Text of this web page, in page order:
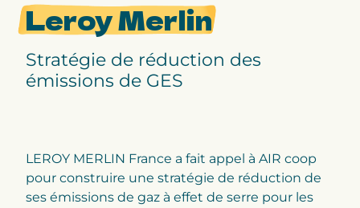
Nos projets
Leroy Merlin
Stratégie de réduction des
émissions de GES
LEROY MERLIN France a fait appel à AIR coop
pour construire une stratégie de réduction de
ses émissions de gaz à effet de serre pour les